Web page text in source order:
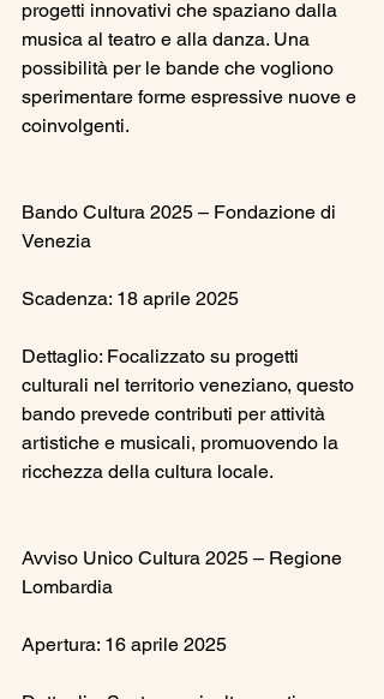
progetti innovativi che spaziano dalla
musica al teatro e alla danza. Una
possibilità per le bande che vogliono
sperimentare forme espressive nuove e
coinvolgenti.
Bando Cultura 2025 – Fondazione di
Venezia
Scadenza: 18 aprile 2025
Dettaglio: Focalizzato su progetti
culturali nel territorio veneziano, questo
bando prevede contributi per attività
artistiche e musicali, promuovendo la
ricchezza della cultura locale.
Avviso Unico Cultura 2025 – Regione
Lombardia
Apertura: 16 aprile 2025